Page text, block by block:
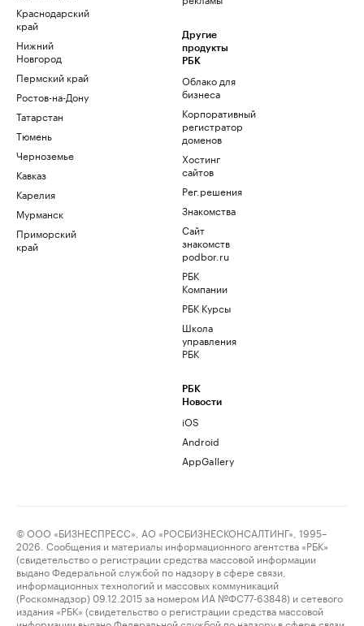
Краснодарский
край
Нижний
Новгород
Пермский край
Ростов-на-Дону
Татарстан
Тюмень
Черноземье
Кавказ
Карелия
Мурманск
Приморский
край
Другие
продукты
РБК
Облако для
бизнеса
Корпоративный
регистратор
доменов
Хостинг
сайтов
Рег.решения
Знакомства
Сайт
знакомств
podbor.ru
РБК
Компании
РБК Курсы
Школа
управления
РБК
РБК
Новости
iOS
Android
AppGallery
© ООО «БИЗНЕСПРЕСС», АО «РОСБИЗНЕСКОНСАЛТИНГ», 1995–
2026. Сообщения и материалы информационного агентства «РБК»
(свидетельство о регистрации средства массовой информации
выдано Федеральной службой по надзору в сфере связи,
информационных технологий и массовых коммуникаций
(Роскомнадзор) 09.12.2015 за номером ИА №ФС77-63848) и сетевого
издания «РБК» (свидетельство о регистрации средства массовой